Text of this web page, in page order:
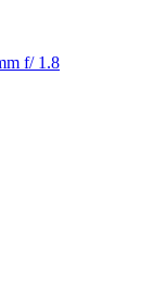
f/ 1.8